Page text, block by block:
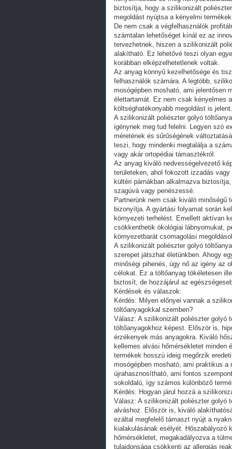
biztosítja, hogy a szilikonizált
megoldást nyújtsa a kényelmi
De nem csak a végfelhasználók
számtalan lehetőséget kínál ez az
tervezhetnek, hiszen a szilikonizált
alakítható. Ez lehetővé teszi olyan
korábban elképzelhetetlenek voltak.
Az anyag könnyű kezelhetősége és
felhasználók számára. A legtöbb,
mosógépben mosható, ami jelentősen
élettartamát. Ez nem csak kényelmes
költséghatékonyabb megoldást is jelent.
A szilikonizált poliészter golyó
igénynek meg tud felelni. Legyen szó
méretének és sűrűségének
teszi, hogy mindenki megtalálja a
vagy akár ortopédiai támasztékról.
Az anyag kiváló nedvességelvezető
területeken, ahol fokozott izzadás
kültéri párnákban alkalmazva
szagúvá vagy penészessé.
Partnerünk nem csak kiváló minőségű
bizonyítja. A gyártási folyamat során
környezeti terhelést. Emellett aktívan
csökkenthetik ökológiai lábnyomukat,
környezetbarát csomagolási
A szilikonizált poliészter golyó
szerepet játszhat életünkben. Ahogy
minőségi pihenés, úgy nő az igény az
célokat. Ez a töltőanyag tökéletesen
biztosít, de hozzájárul az
Kérdések és válaszok:
Kérdés: Milyen előnyei vannak a
töltőanyagokkal szemben?
Válasz: A szilikonizált poliészter golyó
töltőanyagokhoz képest. Először is,
érzékenyek más anyagokra. Kiváló
kellemes alvási hőmérsékletet
termékek hosszú ideig megőrzik
mosógépben mosható, ami praktikus a
újrahasznosítható, ami fontos
sokoldalú, így számos különböző
Kérdés: Hogyan járul hozzá a
Válasz: A szilikonizált poliészter golyó
alváshoz. Először is, kiváló
ezáltal megfelelő támaszt nyújt a
kialakulásának esélyét. Hőszabályozó
hőmérsékletet, megakadályozva a
tulajdonsága csökkenti az allergiás